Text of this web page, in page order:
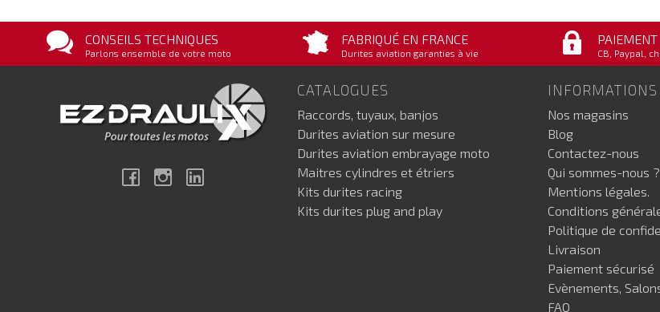
CONSEILS TECHNIQUES
Parlons ensemble de votre moto
FABRIQUÉ EN FRANCE
Durites aviation garanties à vie
PAIEMENT
CB, Paypal,
FacebookInstagram
CATALOGUES
Raccords, tuyaux, banjos
Durites aviation sur mesure
Durites aviation embrayage moto
Maitres cylindres et étriers
Kits durites racing
Kits durites plug and play
INFORMATIONS
Nos magasins
Blog
Contactez-nous
Qui sommes-nous ?
Mentions légales.
Conditions
Politique de
Livraison
Paiement sécurisé
Evènements,
FAQ